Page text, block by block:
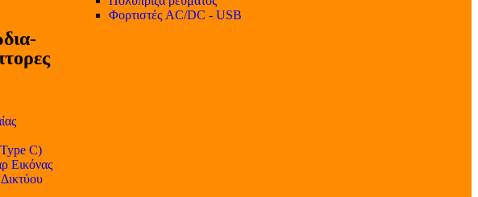
C)
Εικόνας
Φορτιστές AC/DC - USB